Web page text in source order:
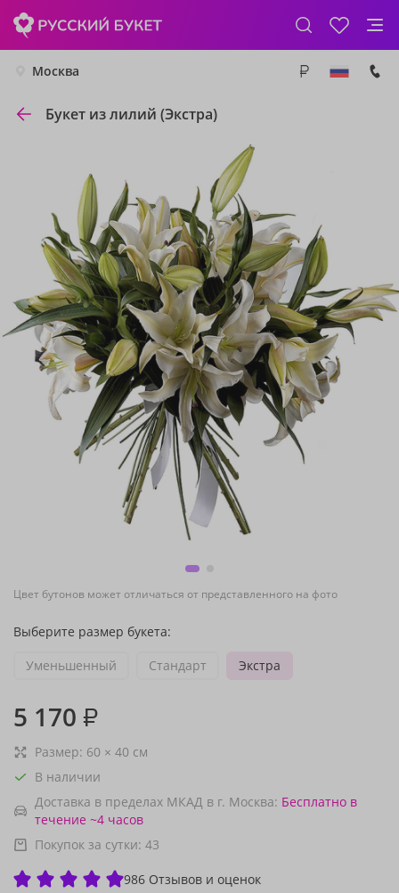
Москва
Букет из лилий (Экстра)
Цвет бутонов может отличаться от представленного на фото
Выберите размер букета:
Уменьшенный
Стандарт Экстра
5 170 ₽
Размер: 60 × 40 см
В наличии
Доставка в пределах МКАД в г. Москва: Бесплатно в
течение ~4 часов
Покупок за сутки: 43
986 Отзывов и оценок